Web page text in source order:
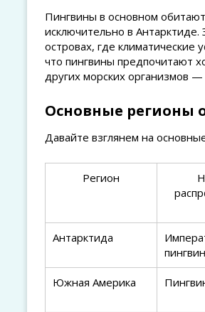
Пингвины в основном
исключительно в
островах, где
что пингвины предпочитают
других морских организмов
Основные регионы
Давайте взглянем на
Регион
Антарктида
Южная Америка